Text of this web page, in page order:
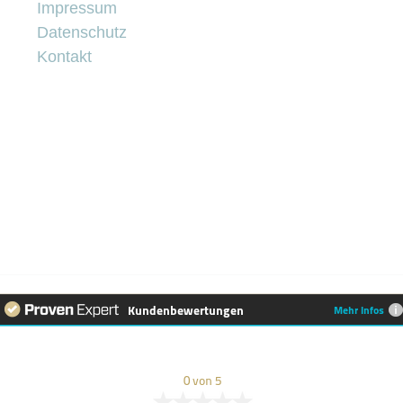
Impressum
Datenschutz
Kontakt